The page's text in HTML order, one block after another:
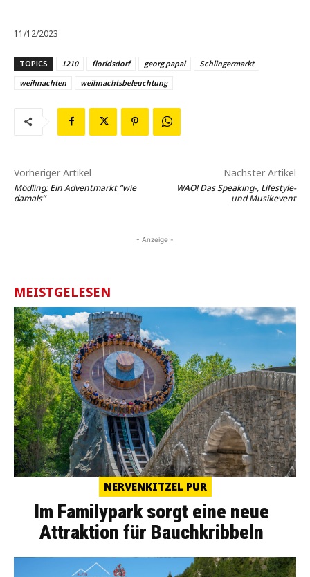
11/12/2023
TOPICS 1210 floridsdorf georg papai
Schlingermarkt
weihnachten
weihnachtsbeleuchtung
Vorheriger Artikel
Mödling: Ein Adventmarkt “wie
damals”
Nächster Artikel
WAO! Das Speaking-, Lifestyle-
und Musikevent
- Anzeige -
MEISTGELESEN
NERVENKITZEL PUR
Im Familypark sorgt eine neue
Attraktion für Bauchkribbeln